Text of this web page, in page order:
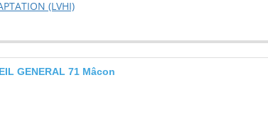
(LVHI)
GENERAL 71 Mâcon